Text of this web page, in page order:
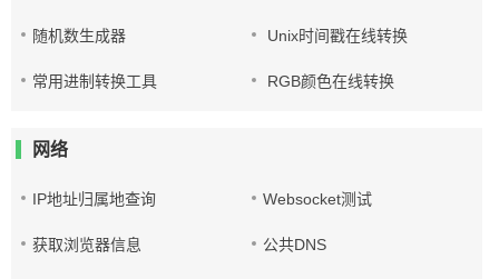
随机数生成器 Unix时间戳在线转换
常用进制转换工具 RGB颜色在线转换
网络
IP地址归属地查询 Websocket测试
获取浏览器信息 公共DNS